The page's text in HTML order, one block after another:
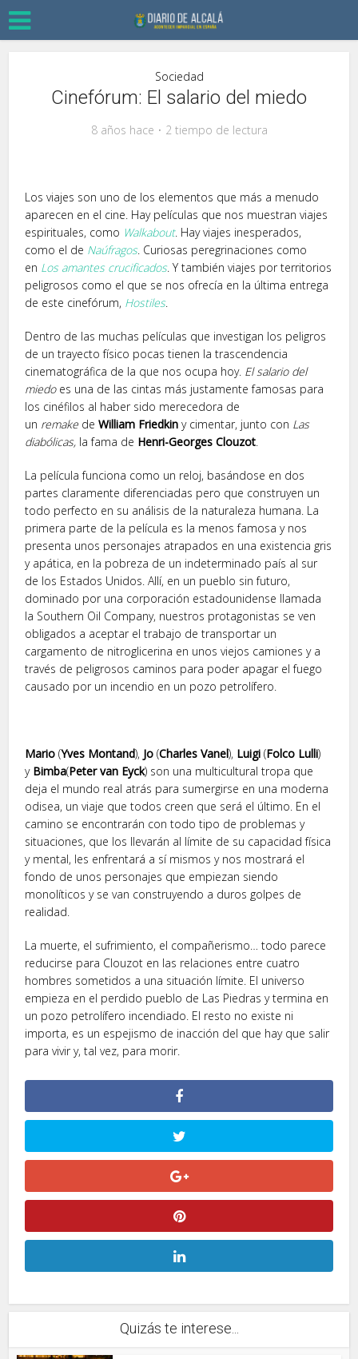
Sociedad
Cinefórum: El salario del miedo
8 años hace 2 tiempo de lectura
Los viajes son uno de los elementos que más a menudo
aparecen en el cine. Hay películas que nos muestran viajes
espirituales, como Walkabout. Hay viajes inesperados,
como el de Naúfragos. Curiosas peregrinaciones como
en Los amantes crucificados. Y también viajes por territorios
peligrosos como el que se nos ofrecía en la última entrega
de este cinefórum, Hostiles.
Dentro de las muchas películas que investigan los peligros
de un trayecto físico pocas tienen la trascendencia
cinematográfica de la que nos ocupa hoy. El salario del
miedoes una de las cintas más justamente famosas para
los cinéfilos al haber sido merecedora de
un remake deWilliam Friedkin y cimentar, junto con Las
diabólicas, la fama de Henri-Georges Clouzot.
La película funciona como un reloj, basándose en dos
partes claramente diferenciadas pero que construyen un
todo perfecto en su análisis de la naturaleza humana. La
primera parte de la película es la menos famosa y nos
presenta unos personajes atrapados en una existencia gris
y apática, en la pobreza de un indeterminado país al sur
de los Estados Unidos. Allí, en un pueblo sin futuro,
dominado por una corporación estadounidense llamada
la Southern Oil Company, nuestros protagonistas se ven
obligados a aceptar el trabajo de transportar un
cargamento de nitroglicerina en unos viejos camiones y a
través de peligrosos caminos para poder apagar el fuego
causado por un incendio en un pozo petrolífero.
Mario (Yves Montand), Jo (Charles Vanel), Luigi (Folco Lulli)
y Bimba(Peter van Eyck) son una multicultural tropa que
deja el mundo real atrás para sumergirse en una moderna
odisea, un viaje que todos creen que será el último. En el
camino se encontrarán con todo tipo de problemas y
situaciones, que los llevarán al límite de su capacidad física
y mental, les enfrentará a sí mismos y nos mostrará el
fondo de unos personajes que empiezan siendo
monolíticos y se van construyendo a duros golpes de
realidad.
La muerte, el sufrimiento, el compañerismo… todo parece
reducirse para Clouzot en las relaciones entre cuatro
hombres sometidos a una situación límite. El universo
empieza en el perdido pueblo de Las Piedras y termina en
un pozo petrolífero incendiado. El resto no existe ni
importa, es un espejismo de inacción del que hay que salir
para vivir y, tal vez, para morir.
Quizás te interese...